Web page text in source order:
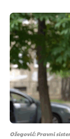
Ožegović: Pravni